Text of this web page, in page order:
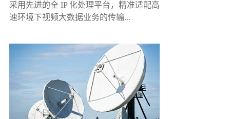
采用先进的全 IP 化处理平台，精准适配高
速环境下视频大数据业务的传输...